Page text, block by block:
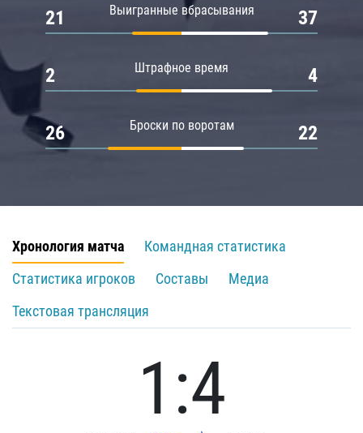
Выигранные вбрасывания
21 37
Штрафное время
2 4
Броски по воротам
26 22
Хронология матча
Командная статистика
Статистика игроков
Составы
Медиа
Текстовая трансляция
1:4